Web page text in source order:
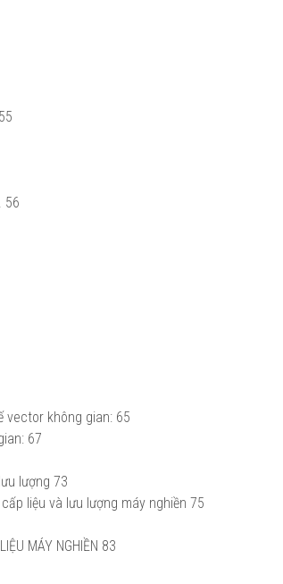
55
56
vector không gian: 65
67
lượng 73
liệu và lưu lượng máy nghiền 75
MÁY NGHIỀN 83